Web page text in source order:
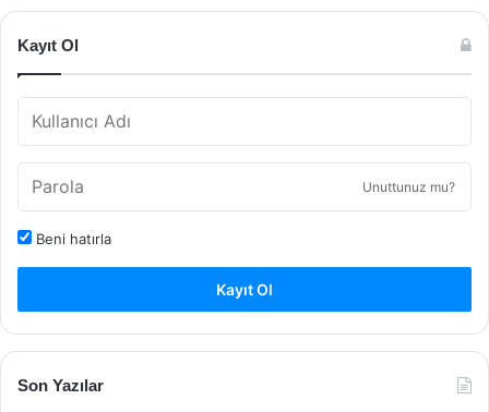
Kayıt Ol
Unuttunuz mu?
Beni hatırla
Kayıt Ol
Son Yazılar